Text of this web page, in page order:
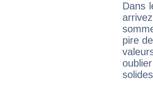
Dans
pire